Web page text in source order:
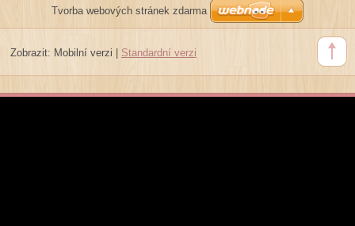
Tvorba webových stránek zdarma
Zobrazit: Mobilní verzi Standardní verzi